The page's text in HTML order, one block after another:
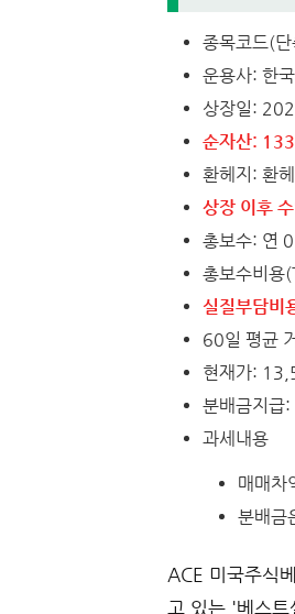
종목코드(
운용사: 한
상장일:
순자산:
환헤지: 환
상장 이후
총보수: 연
총보수비
실질부담
60일 평균
현재가:
분배금지급
과세내용
매매차
분배금
ACE 미국주식
고 있는 '베스트